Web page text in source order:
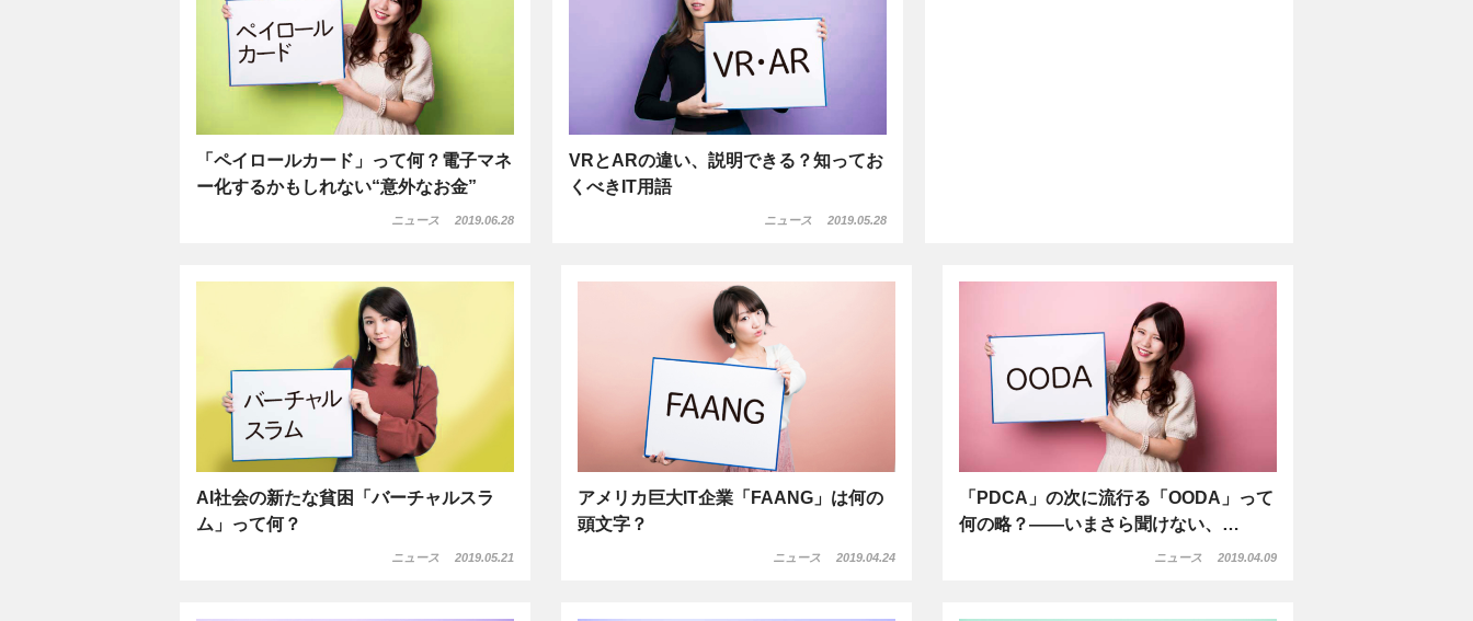
「ペイロールカード」って何？電子マネ
ー化するかもしれない“意外なお金”
ニュース 2019.06.28
VRとARの違い、説明できる？知ってお
くべきIT用語
ニュース 2019.05.28
AI社会の新たな貧困「バーチャルスラ
ム」って何？
ニュース 2019.05.21
アメリカ巨大IT企業「FAANG」は何の
頭文字？
ニュース 2019.04.24
「PDCA」の次に流行る「OODA」って
何の略？――いまさら聞けない、…
ニュース 2019.04.09